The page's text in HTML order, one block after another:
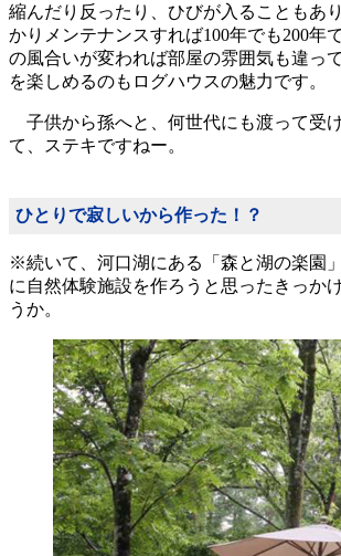
縮んだり反ったり、ひびが入ることもあ
かりメンテナンスすれば100年でも200年
の風合いが変われば部屋の雰囲気も違っ
を楽しめるのもログハウスの魅力です。
子供から孫へと、何世代にも渡って受
て、ステキですねー。
ひとりで寂しいから作った！？
※続いて、河口湖にある「森と湖の楽園
に自然体験施設を作ろうと思ったきっか
うか。